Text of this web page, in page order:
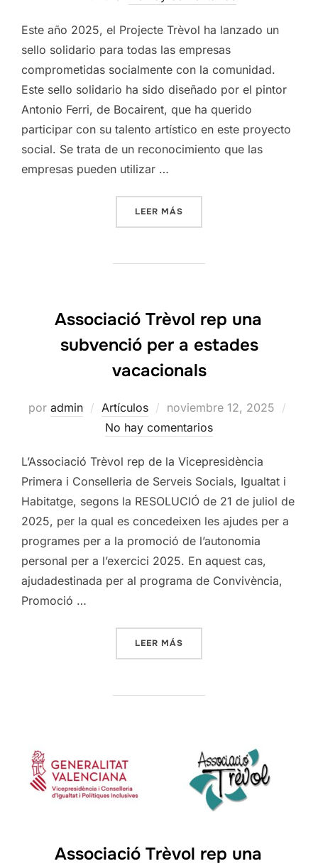
Este año 2025, el Projecte Trèvol ha lanzado un
sello solidario para todas las empresas
comprometidas socialmente con la comunidad.
Este sello solidario ha sido diseñado por el pintor
Antonio Ferri, de Bocairent, que ha querido
participar con su talento artístico en este proyecto
social. Se trata de un reconocimiento que las
empresas pueden utilizar …
LEER MÁS
Associació Trèvol rep una
subvenció per a estades
vacacionals
por admin Artículos
Publicado
el
noviembre 12, 2025
No hay comentarios
L’Associació Trèvol rep de la Vicepresidència
Primera i Conselleria de Serveis Socials, Igualtat i
Habitatge, segons la RESOLUCIÓ de 21 de juliol de
2025, per la qual es concedeixen les ajudes per a
programes per a la promoció de l’autonomia
personal per a l’exercici 2025. En aquest cas,
ajudadestinada per al programa de Convivència,
Promoció …
LEER MÁS
Associació Trèvol rep una